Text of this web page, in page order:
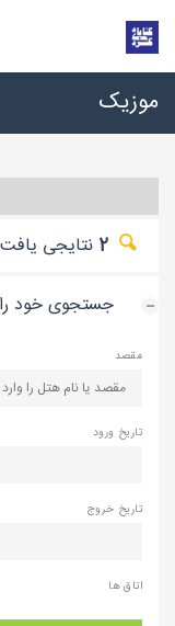
موزیک
2 نتایجی
جستجوی خود
مقصد
تاریخ ورود
تاریخ خروج
اتاق ها